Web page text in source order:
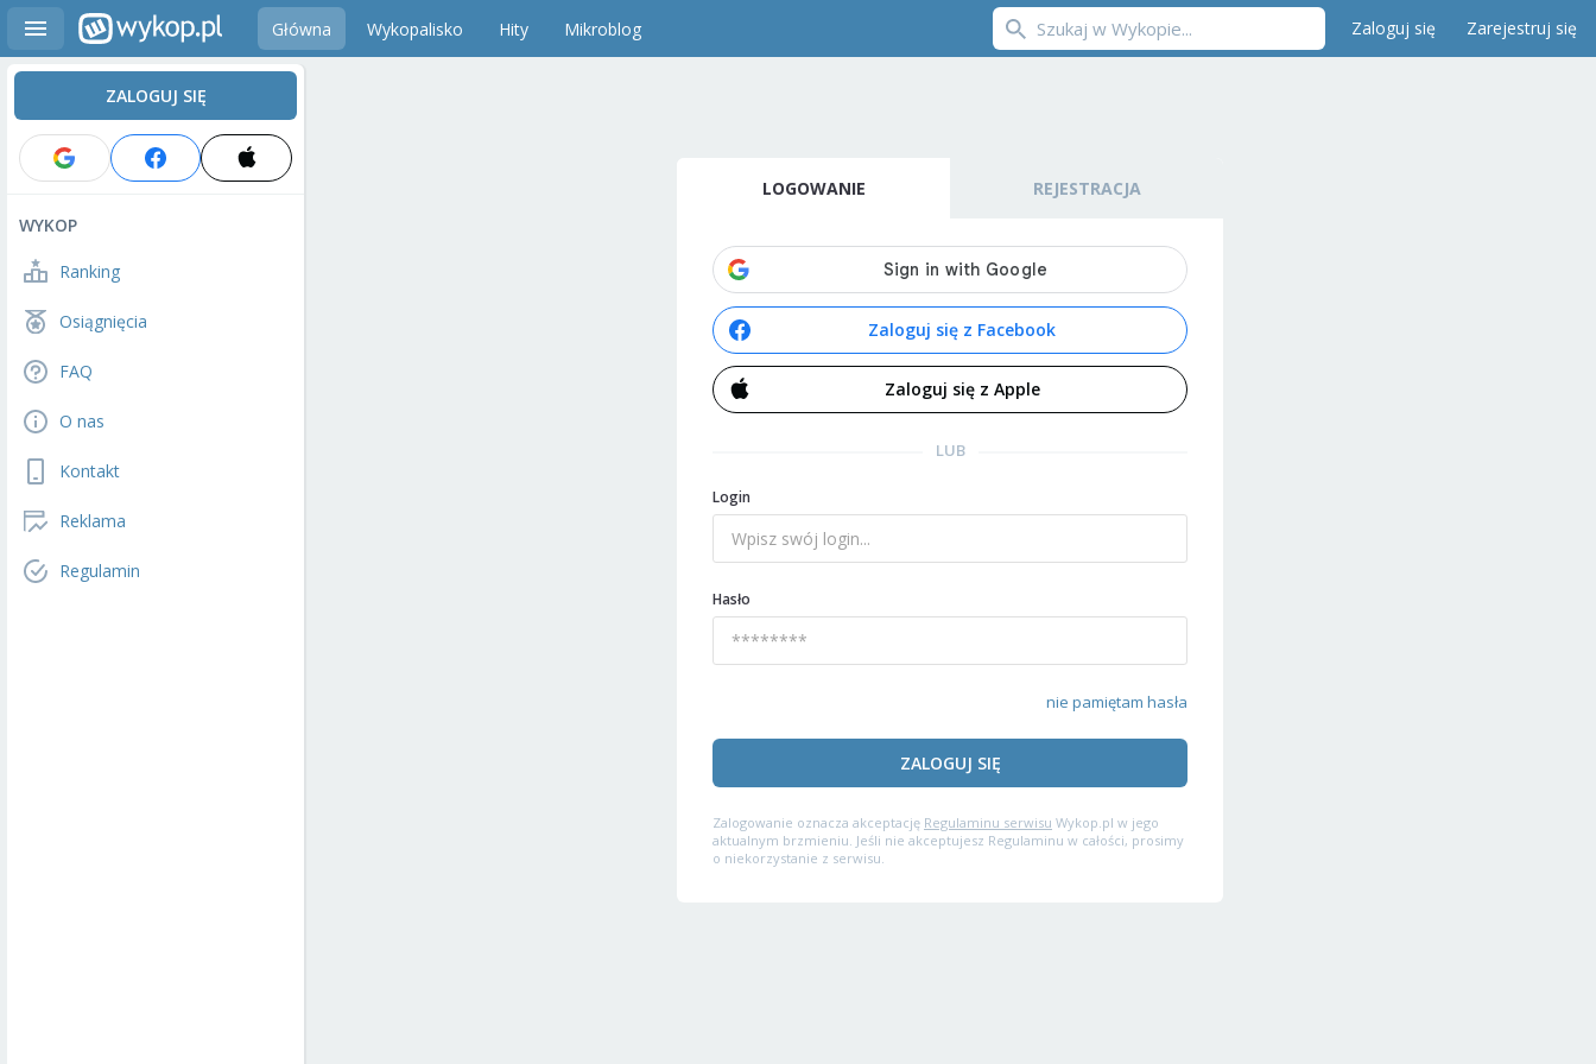
Główna Wykopalisko Hity Mikroblog Zaloguj się Zarejestruj się
ZALOGUJ SIĘ
WYKOP
Ranking
Osiągnięcia
FAQ
O nas
Kontakt
Reklama
Regulamin
LOGOWANIE REJESTRACJA
Zaloguj się z Facebook
Zaloguj się z Apple
LUB
Login
Hasło
nie pamiętam hasła
ZALOGUJ SIĘ
Zalogowanie oznacza akceptację Regulaminu serwisu Wykop.pl w jego
aktualnym brzmieniu. Jeśli nie akceptujesz Regulaminu w całości, prosimy
o niekorzystanie z serwisu.